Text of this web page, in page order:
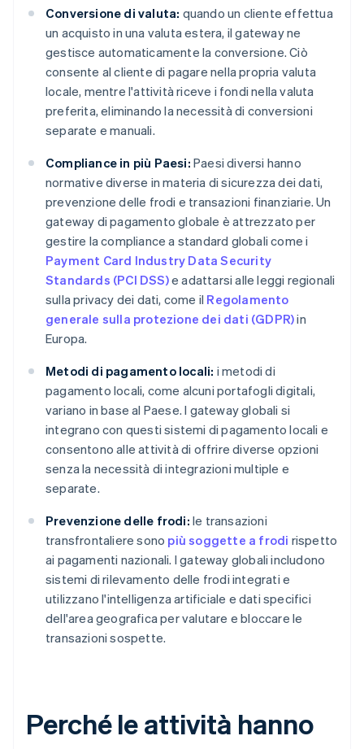
Conversione di valuta: quando un cliente effettua
un acquisto in una valuta estera, il gateway ne
gestisce automaticamente la conversione. Ciò
consente al cliente di pagare nella propria valuta
locale, mentre l'attività riceve i fondi nella valuta
preferita, eliminando la necessità di conversioni
separate e manuali.
Compliance in più Paesi: Paesi diversi hanno
normative diverse in materia di sicurezza dei dati,
prevenzione delle frodi e transazioni finanziarie. Un
gateway di pagamento globale è attrezzato per
gestire la compliance a standard globali come i
Payment Card Industry Data Security
Standards (PCI DSS)e adattarsi alle leggi regionali
sulla privacy dei dati, come il Regolamento
generale sulla protezione dei dati (GDPR)in
Europa.
Metodi di pagamento locali: i metodi di
pagamento locali, come alcuni portafogli digitali,
variano in base al Paese. I gateway globali si
integrano con questi sistemi di pagamento locali e
consentono alle attività di offrire diverse opzioni
senza la necessità di integrazioni multiple e
separate.
Prevenzione delle frodi: le transazioni
transfrontaliere sono più soggette a frodi rispetto
ai pagamenti nazionali. I gateway globali includono
sistemi di rilevamento delle frodi integrati e
utilizzano l'intelligenza artificiale e dati specifici
dell'area geografica per valutare e bloccare le
transazioni sospette.
Perché le attività hanno